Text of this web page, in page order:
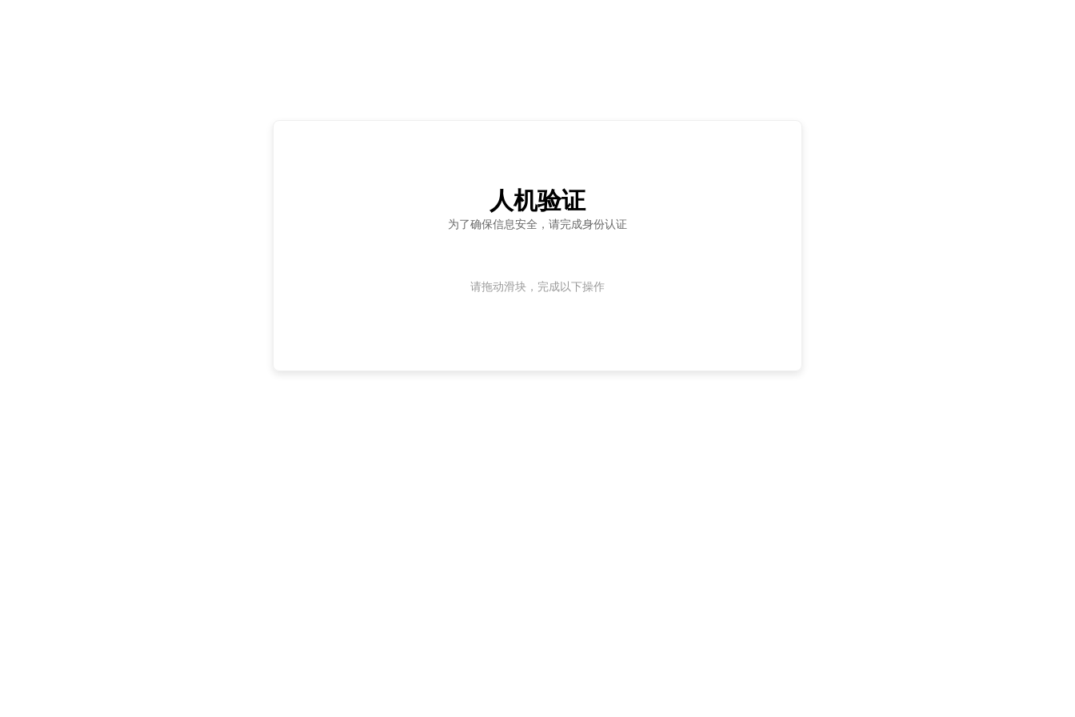
人机验证
为了确保信息安全，请完成身份认证
请拖动滑块，完成以下操作